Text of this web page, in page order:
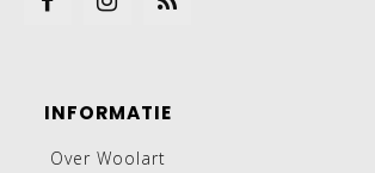
INFORMATIE
Over Woolart